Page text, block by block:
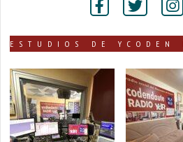
ESTUDIOS DE YCODEN